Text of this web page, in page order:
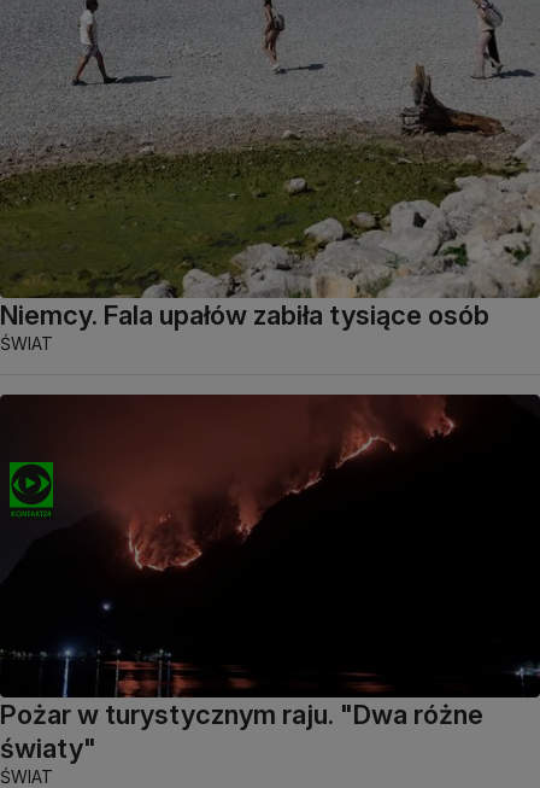
Niemcy. Fala upałów zabiła tysiące osób
ŚWIAT
Pożar w turystycznym raju. "Dwa różne
światy"
ŚWIAT